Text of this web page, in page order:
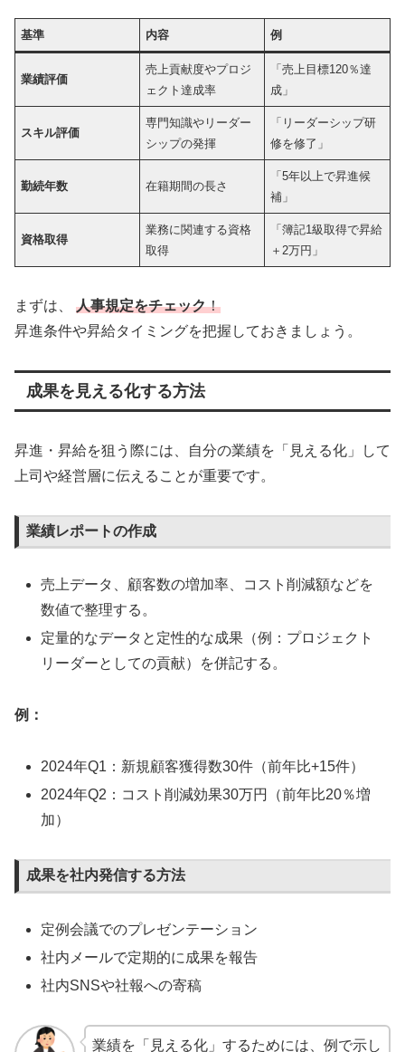
基準 内容 例
業績評価
売上貢献度やプロジ
ェクト達成率
「売上目標120％達
成」
スキル評価
専門知識やリーダー
シップの発揮
「リーダーシップ研
修を修了」
勤続年数 在籍期間の長さ
「5年以上で昇進候
補」
資格取得
業務に関連する資格
取得
「簿記1級取得で昇給
＋2万円」
まずは、 人事規定をチェック！
昇進条件や昇給タイミングを把握しておきましょう。
成果を見える化する方法
昇進・昇給を狙う際には、自分の業績を「見える化」して
上司や経営層に伝えることが重要です。
業績レポートの作成
売上データ、顧客数の増加率、コスト削減額などを
数値で整理する。
定量的なデータと定性的な成果（例：プロジェクト
リーダーとしての貢献）を併記する。
例：
2024年Q1：新規顧客獲得数30件（前年比+15件）
2024年Q2：コスト削減効果30万円（前年比20％増
加）
成果を社内発信する方法
定例会議でのプレゼンテーション
社内メールで定期的に成果を報告
社内SNSや社報への寄稿
業績を「見える化」するためには、例で示し